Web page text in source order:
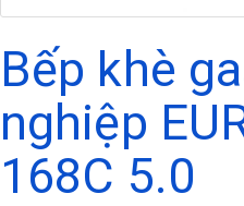
Bếp khè
nghiệp
168C 5.0